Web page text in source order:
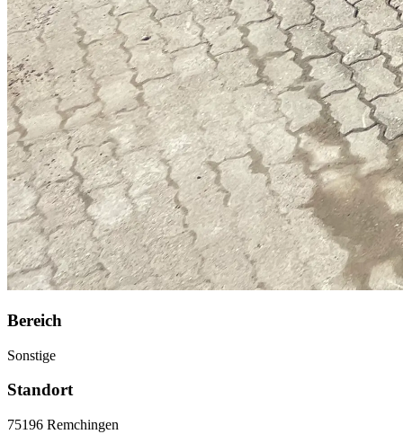
Bereich
Sonstige
Standort
75196 Remchingen